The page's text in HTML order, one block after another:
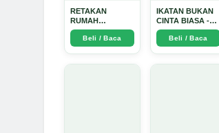
RETAKAN
RUMAH
TANGGA:
SebuahBeli / Baca
IKATAN BUKAN
CINTA BIASA -
Arda Dinata
Beli / Baca